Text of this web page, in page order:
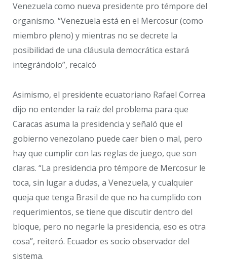
Venezuela como nueva presidente pro témpore del
organismo. “Venezuela está en el Mercosur (como
miembro pleno) y mientras no se decrete la
posibilidad de una cláusula democrática estará
integrándolo”, recalcó
Asimismo, el presidente ecuatoriano Rafael Correa
dijo no entender la raíz del problema para que
Caracas asuma la presidencia y señaló que el
gobierno venezolano puede caer bien o mal, pero
hay que cumplir con las reglas de juego, que son
claras. “La presidencia pro témpore de Mercosur le
toca, sin lugar a dudas, a Venezuela, y cualquier
queja que tenga Brasil de que no ha cumplido con
requerimientos, se tiene que discutir dentro del
bloque, pero no negarle la presidencia, eso es otra
cosa”, reiteró. Ecuador es socio observador del
sistema.